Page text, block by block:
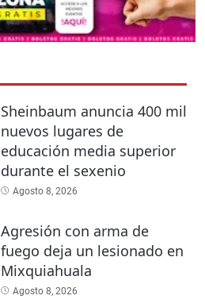
Sheinbaum anuncia 400 mil
nuevos lugares de
educación media superior
durante el sexenio
Agosto 8, 2026
Agresión con arma de
fuego deja un lesionado en
Mixquiahuala
Agosto 8, 2026